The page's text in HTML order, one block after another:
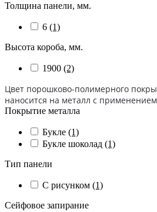
Толщина панели, мм.
6 (1)
Высота короба, мм.
1900 (2)
Цвет порошково-полимерного
наносится на металл с применением
Покрытие металла
Букле (1)
Букле шоколад (1)
Тип панели
С рисунком (1)
Сейфовое запирание